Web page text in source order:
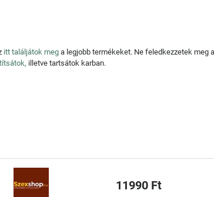
itt találjátok meg a legjobb termékeket. Ne feledkezzetek meg a
illetve tartsátok karban.
11990 Ft